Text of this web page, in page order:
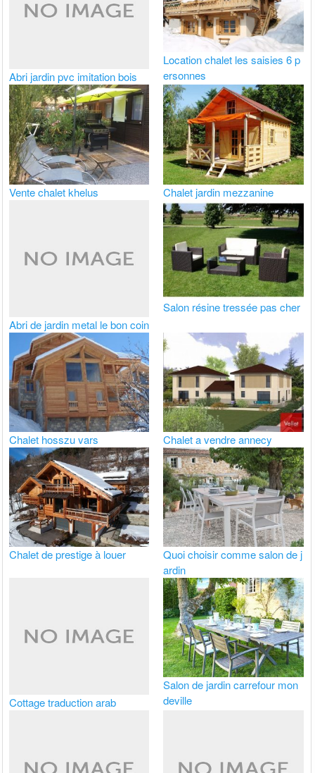
Abri jardin pvc imitation bois
Location chalet les saisies 6 p
ersonnes
Vente chalet khelus Chalet jardin mezzanine
Abri de jardin metal le bon coin
Salon résine tressée pas cher
Chalet hosszu vars Chalet a vendre annecy
Chalet de prestige à louer
Quoi choisir comme salon de j
ardin
Cottage traduction arab
Salon de jardin carrefour mon
deville